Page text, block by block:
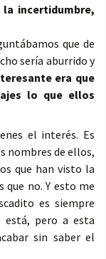
incertidumbre,
que de
sería aburrido y
era que
lo que ellos
el interés. Es
nombres de ellos,
que han visto la
que no. Y esto me
es siempre
está, pero a esta
sin saber el